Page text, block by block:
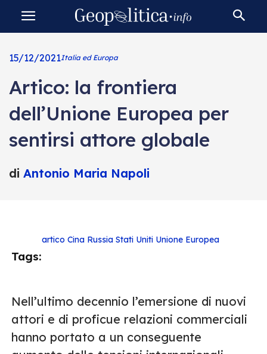
15/12/2021Italia ed Europa
Artico: la frontiera
dell’Unione Europea per
sentirsi attore globale
di Antonio Maria Napoli
Tags:
artico Cina Russia Stati Uniti Unione Europea
Nell’ultimo decennio l’emersione di nuovi
attori e di proficue relazioni commerciali
hanno portato a un conseguente